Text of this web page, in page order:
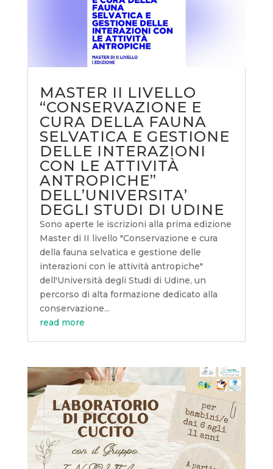
MASTER II LIVELLO
“CONSERVAZIONE E
CURA DELLA FAUNA
SELVATICA E GESTIONE
DELLE INTERAZIONI
CON LE ATTIVITÀ
ANTROPICHE”
DELL’UNIVERSITA’
DEGLI STUDI DI UDINE
Sono aperte le iscrizioni alla prima edizione
Master di II livello "Conservazione e cura
della fauna selvatica e gestione delle
interazioni con le attività antropiche"
dell'Università degli Studi di Udine, un
percorso di alta formazione dedicato alla
conservazione...
read more